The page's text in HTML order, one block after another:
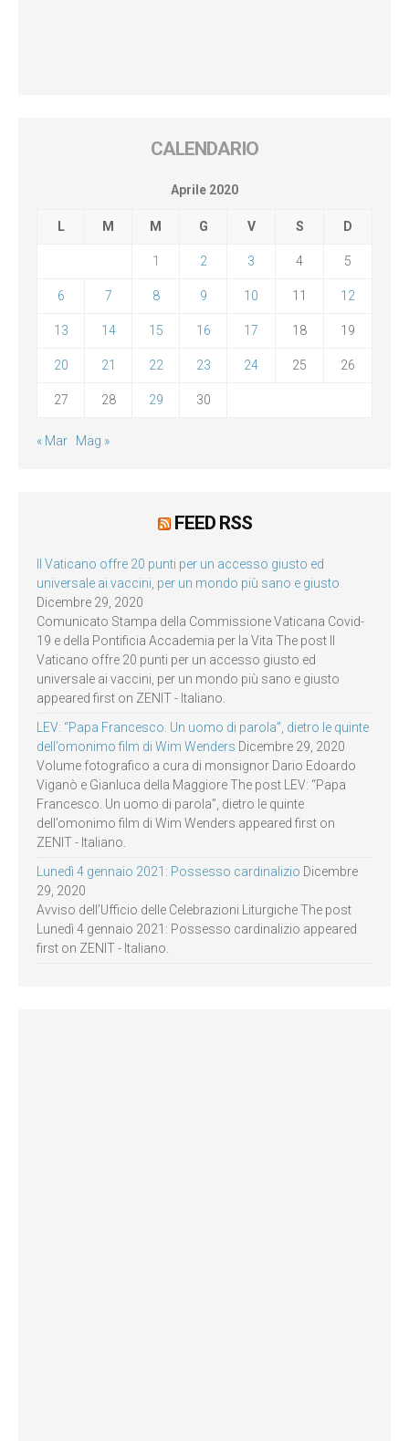
CALENDARIO
Aprile 2020
L M M G V S D
1 2 3 4 5
6 7 8 9 10 11 12
13 14 15 16 17 18 19
20 21 22 23 24 25 26
27 28 29 30
« Mar Mag »
FEED RSS
Il Vaticano offre 20 punti per un accesso giusto ed
universale ai vaccini, per un mondo più sano e giusto
Dicembre 29, 2020
Comunicato Stampa della Commissione Vaticana Covid-
19 e della Pontificia Accademia per la Vita The post Il
Vaticano offre 20 punti per un accesso giusto ed
universale ai vaccini, per un mondo più sano e giusto
appeared first on ZENIT - Italiano.
LEV: “Papa Francesco. Un uomo di parola”, dietro le quinte
dell’omonimo film di Wim Wenders Dicembre 29, 2020
Volume fotografico a cura di monsignor Dario Edoardo
Viganò e Gianluca della Maggiore The post LEV: “Papa
Francesco. Un uomo di parola”, dietro le quinte
dell’omonimo film di Wim Wenders appeared first on
ZENIT - Italiano.
Lunedì 4 gennaio 2021: Possesso cardinalizio Dicembre
29, 2020
Avviso dell’Ufficio delle Celebrazioni Liturgiche The post
Lunedì 4 gennaio 2021: Possesso cardinalizio appeared
first on ZENIT - Italiano.